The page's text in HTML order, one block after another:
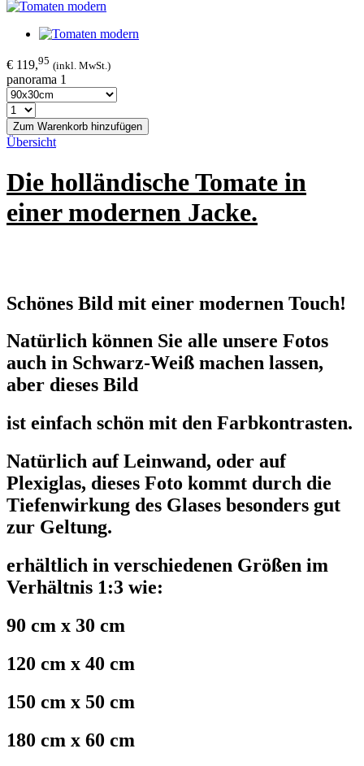
€ 119,95 (inkl. MwSt.)
panorama 1
Zum Warenkorb hinzufügen
Übersicht
Die holländische Tomate in
einer modernen Jacke.
Schönes Bild mit einer modernen Touch!
Natürlich können Sie alle unsere Fotos
auch in Schwarz-Weiß machen lassen,
aber dieses Bild
ist einfach schön mit den Farbkontrasten.
Natürlich auf Leinwand, oder auf
Plexiglas, dieses Foto kommt durch die
Tiefenwirkung des Glases besonders gut
zur Geltung.
erhältlich in verschiedenen Größen im
Verhältnis 1:3 wie:
90 cm x 30 cm
120 cm x 40 cm
150 cm x 50 cm
180 cm x 60 cm